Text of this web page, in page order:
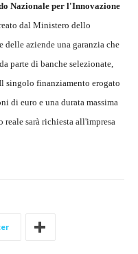
Nazionale per l'Innovazione
dal Ministero dello
aziende una garanzia che
parte di banche selezionate,
singolo finanziamento erogato
di euro e una durata massima
reale sarà richiesta all'impresa